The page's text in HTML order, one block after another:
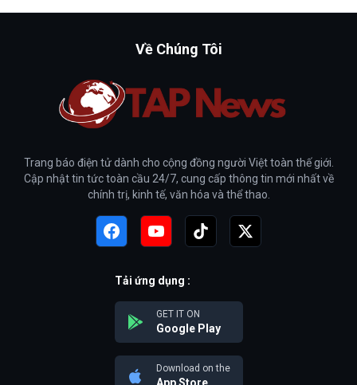
Về Chúng Tôi
Trang báo điện tử dành cho cộng đồng người Việt toàn thế giới.
Cập nhật tin tức toàn cầu 24/7, cung cấp thông tin mới nhất về
chính trị, kinh tế, văn hóa và thể thao.
Tải ứng dụng :
GET IT ON
Google Play
Download on the